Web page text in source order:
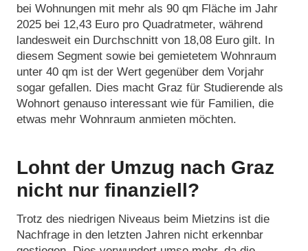
bei Wohnungen mit mehr als 90 qm Fläche im Jahr
2025 bei 12,43 Euro pro Quadratmeter, während
landesweit ein Durchschnitt von 18,08 Euro gilt. In
diesem Segment sowie bei gemietetem Wohnraum
unter 40 qm ist der Wert gegenüber dem Vorjahr
sogar gefallen. Dies macht Graz für Studierende als
Wohnort genauso interessant wie für Familien, die
etwas mehr Wohnraum anmieten möchten.
Lohnt der Umzug nach Graz
nicht nur finanziell?
Trotz des niedrigen Niveaus beim Mietzins ist die
Nachfrage in den letzten Jahren nicht erkennbar